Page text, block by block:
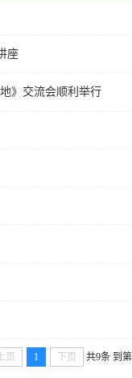
座
》交流会顺利举行
页 1 下页 共9条 到第